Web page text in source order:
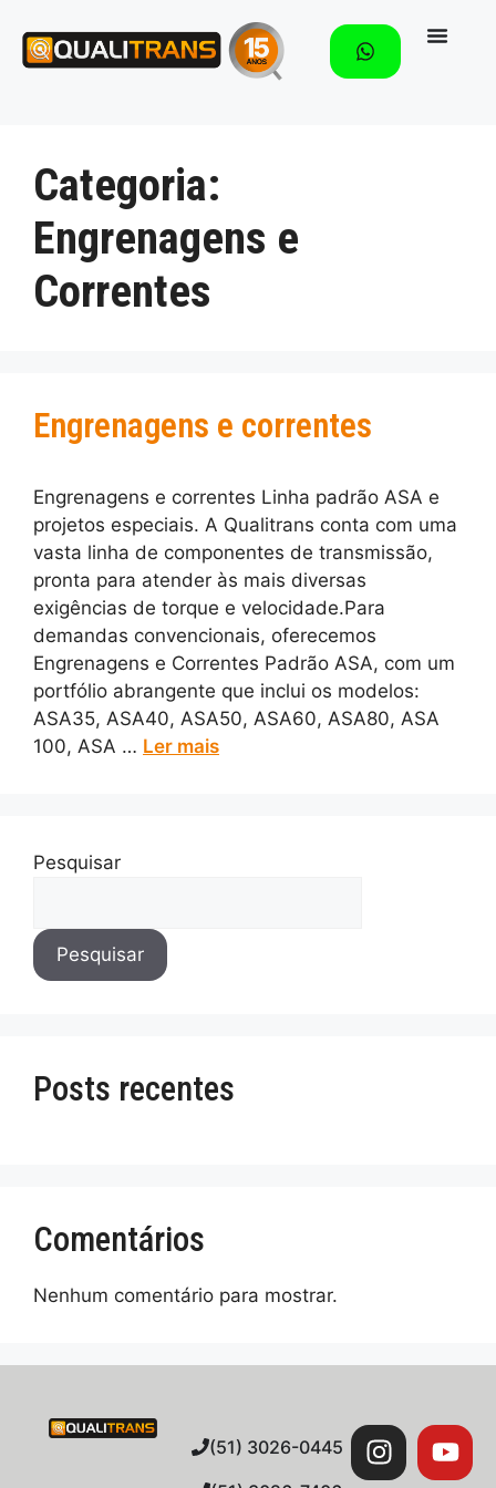
Categoria:
Engrenagens e
Correntes
Engrenagens e correntes
Engrenagens e correntes Linha padrão ASA e
projetos especiais. A Qualitrans conta com uma
vasta linha de componentes de transmissão,
pronta para atender às mais diversas
exigências de torque e velocidade.Para
demandas convencionais, oferecemos
Engrenagens e Correntes Padrão ASA, com um
portfólio abrangente que inclui os modelos:
ASA35, ASA40, ASA50, ASA60, ASA80, ASA
100, ASA … Ler mais
Pesquisar
Pesquisar
Posts recentes
Comentários
Nenhum comentário para mostrar.
(51) 3026-0445